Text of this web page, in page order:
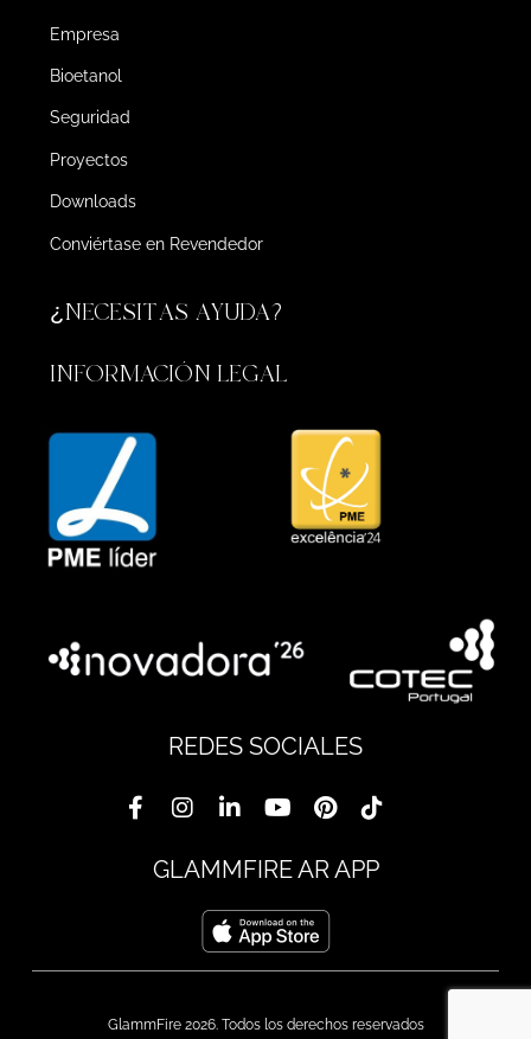
Empresa
Bioetanol
Seguridad
Proyectos
Downloads
Conviértase en Revendedor
¿NECESITAS AYUDA?
INFORMACIÓN LEGAL
REDES SOCIALES
GLAMMFIRE AR APP
GlammFire 2026. Todos los derechos reservados